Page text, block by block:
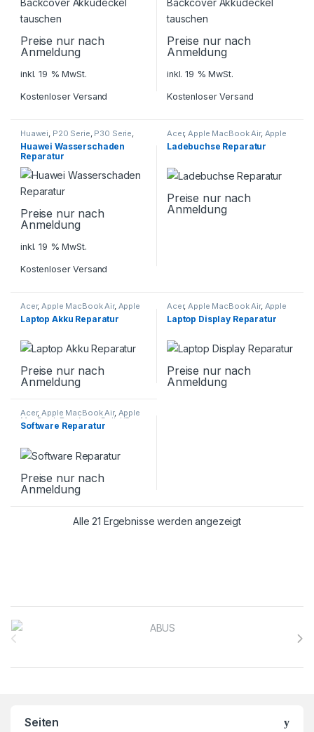
Preise nur nach
Anmeldung
inkl. 19 % MwSt.
Kostenloser Versand
Preise nur nach
Anmeldung
inkl. 19 % MwSt.
Kostenloser Versand
Huawei, P20 Serie, P30 Serie,
P40 Serie,Smartphone
Reparatur
Huawei Wasserschaden
Reparatur
Preise nur nach
Anmeldung
inkl. 19 % MwSt.
Kostenloser Versand
Acer,Apple MacBook Air, Apple
MacBook Pro ,Asus Dell, HP
Huawei Matebook,Laptop
Ladebuchse Reparatur
Preise nur nach
Anmeldung
Acer,Apple MacBook Air, Apple
MacBook Pro ,Asus Dell
Huawei Matebook,Laptop
Laptop Akku Reparatur
Preise nur nach
Anmeldung
Acer,Apple MacBook Air, Apple
MacBook Pro Asus ,HP
Huawei Matebook,Laptop
Laptop Display Reparatur
Preise nur nach
Anmeldung
Acer,Apple MacBook Air, Apple
MacBook Pro Asus Dell HP
Huawei Matebook,Laptop
Software Reparatur
Preise nur nach
Anmeldung
Alle 21 Ergebnisse werden angezeigt
Brands Carousel
Seiten